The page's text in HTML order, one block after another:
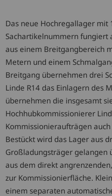
Das neue Hochregallager mit
Sachartikelnummern fungiert
aus einem Breitgangbereich
Metern und einem
Breitgang übernehmen drei
Linde R14 das Einlagern des
übernehmen die insgesamt
Hochhubkommissionierer
Kommissionieraufträgen
Bestückt wird das Lager aus
Großladungsträger gelangen
aus dem direkt
zur Kommissionierfläche.
einem separaten